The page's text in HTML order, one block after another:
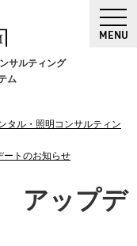
サルティング
ム
MENU
タル・照明コンサルティン
トのお知らせ
アップデ